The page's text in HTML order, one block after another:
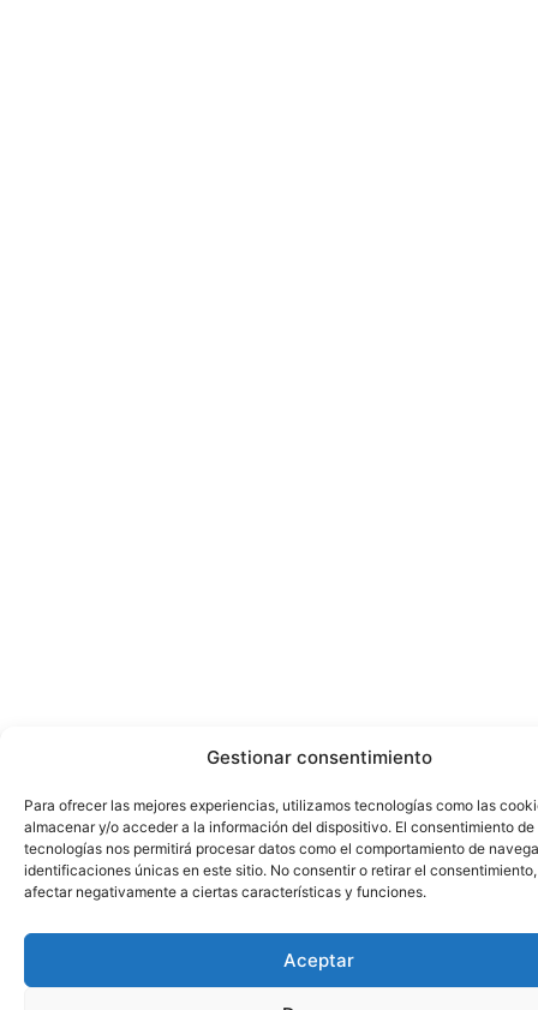
Gestionar consentimiento
Para ofrecer las mejores experiencias, utilizamos tecnologías como las
almacenar y/o acceder a la información del dispositivo. El consentimiento de
tecnologías nos permitirá procesar datos como el comportamiento de
identificaciones únicas en este sitio. No consentir o retirar el
afectar negativamente a ciertas características y funciones.
Aceptar